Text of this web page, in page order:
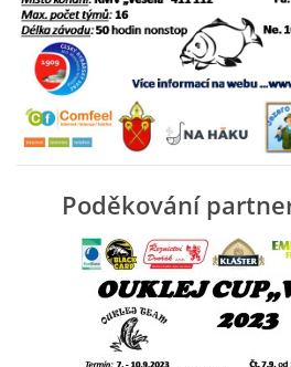
OUKLEJ CUP VESELÁ 2023
OUKLEJ CUP VESELÁ 2024
OUKLEJ CUP VESELÁ 2025
ARCHIV 2019
Poděkování